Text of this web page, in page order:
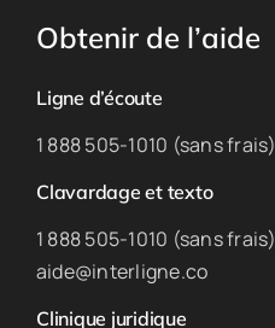
Obtenir de l’aide
Ligne d’écoute
1 888 505-1010 (sans frais)
Clavardage et texto
1 888 505-1010 (sans frais)
aide@interligne.co
Clinique juridique